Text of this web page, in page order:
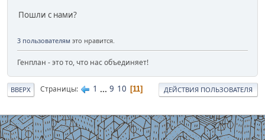
Пошли с нами?
3 пользователям это нравится.
Генплан - это то, что нас объединяет!
ВВЕРХ Страницы 1 ... 9 10 11 ДЕЙСТВИЯ ПОЛЬЗОВАТЕЛЯ